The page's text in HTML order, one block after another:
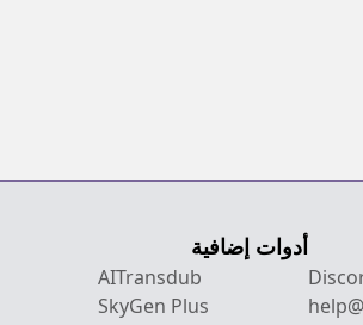
أدوات إضافية
AITransdub
SkyGen Plus